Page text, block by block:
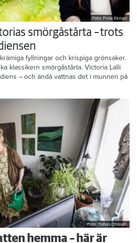
Foto: Frida Ekman
smörgåstårta – trots
fyllningar och krispiga grönsaker.
klassikern smörgåstårta. Victoria Lalli
– och ändå vattnas det i munnen på
Foto: Tomas Ohlsson
hemma – här är